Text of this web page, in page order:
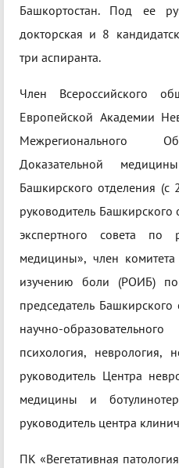
Башкортостан. Под ее
докторская и 8
три аспиранта.
Член Всероссийского
Европейской Академии
Межрегионального
Доказательной
Башкирского отделения (с
руководитель
экспертного совета по
медицины», член
изучению боли (РОИБ)
председатель
научно-
психология, неврология,
руководитель Центра
медицины и
руководитель центра
ПК «Вегетативная